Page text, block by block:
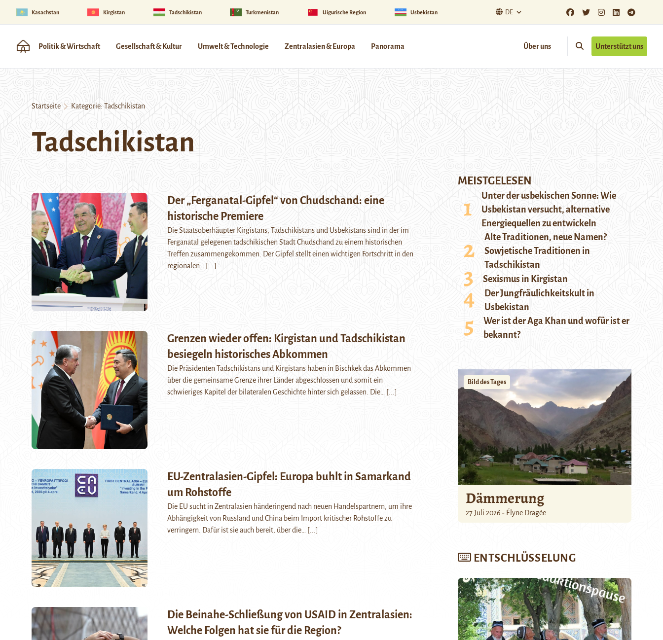
Kasachstan Kirgistan Tadschikistan Turkmenistan Uigurische Region Usbekistan DE
Politik & Wirtschaft Gesellschaft & Kultur Umwelt & Technologie Zentralasien & Europa Panorama Über uns Unterstützt uns
Startseite Kategorie: Tadschikistan
Tadschikistan
Der „Ferganatal-Gipfel“ von Chudschand: eine
historische Premiere
Die Staatsoberhäupter Kirgistans, Tadschikistans und Usbekistans sind in der im
Ferganatal gelegenen tadschikischen Stadt Chudschand zu einem historischen
Treffen zusammengekommen. Der Gipfel stellt einen wichtigen Fortschritt in den
regionalen…
[...]
Grenzen wieder offen: Kirgistan und Tadschikistan
besiegeln historisches Abkommen
Die Präsidenten Tadschikistans und Kirgistans haben in Bischkek das Abkommen
über die gemeinsame Grenze ihrer Länder abgeschlossen und somit ein
schwieriges Kapitel der bilateralen Geschichte hinter sich gelassen. Die…
[...]
EU-Zentralasien-Gipfel: Europa buhlt in Samarkand
um Rohstoffe
Die EU sucht in Zentralasien händeringend nach neuen Handelspartnern, um ihre
Abhängigkeit von Russland und China beim Import kritischer Rohstoffe zu
verringern. Dafür ist sie auch bereit, über die…
[...]
Die Beinahe-Schließung von USAID in Zentralasien:
Welche Folgen hat sie für die Region?
MEISTGELESEN
Unter der usbekischen Sonne: Wie
Usbekistan versucht, alternative
Energiequellen zu entwickeln
Alte Traditionen, neue Namen?
Sowjetische Traditionen in
Tadschikistan
Sexismus in Kirgistan
Der Jungfräulichkeitskult in
Usbekistan
Wer ist der Aga Khan und wofür ist er
bekannt?
Bild des Tages
Dämmerung
27 Juli 2026 - Élyne Dragée
ENTSCHLÜSSELUNG